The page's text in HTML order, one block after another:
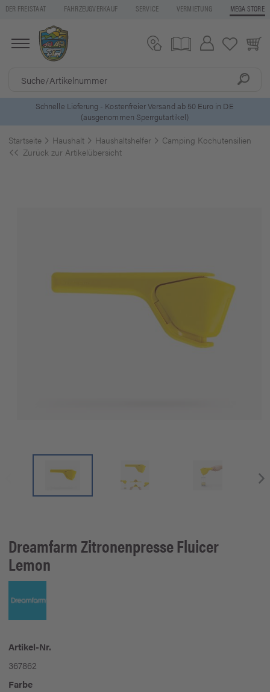
DER FREISTAAT FAHRZEUGVERKAUF SERVICE VERMIETUNG MEGA STORE
Versand ab 50 Euro in DE
5 Euro Gutschein*
Startseite Haushalt Haushaltshelfer
Camping Kochutensilien
Zurück zur Artikelübersicht
DreamfarmZitronenpresse Fluicer
Lemon
Artikel-Nr.
367862
Farbe